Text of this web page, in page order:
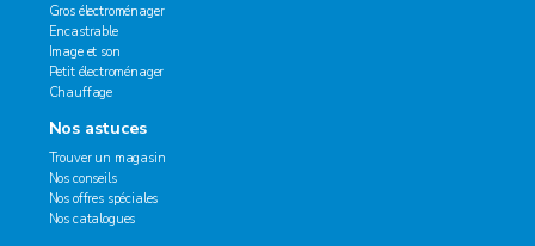
Gros électroménager
Encastrable
Image et son
Petit électroménager
Chauffage
Nos astuces
Trouver un magasin
Nos conseils
Nos offres spéciales
Nos catalogues